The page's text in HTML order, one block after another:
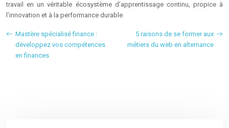
travail en un véritable écosystème d’apprentissage continu, propice à
l’innovation et à la performance durable.
Mastère spécialisé finance :
développez vos compétences
en finances
5 raisons de se former aux
métiers du web en alternance